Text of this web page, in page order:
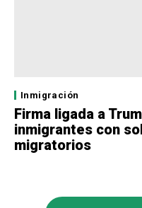
Inmigración
Firma ligada a
inmigrantes con
migratorios